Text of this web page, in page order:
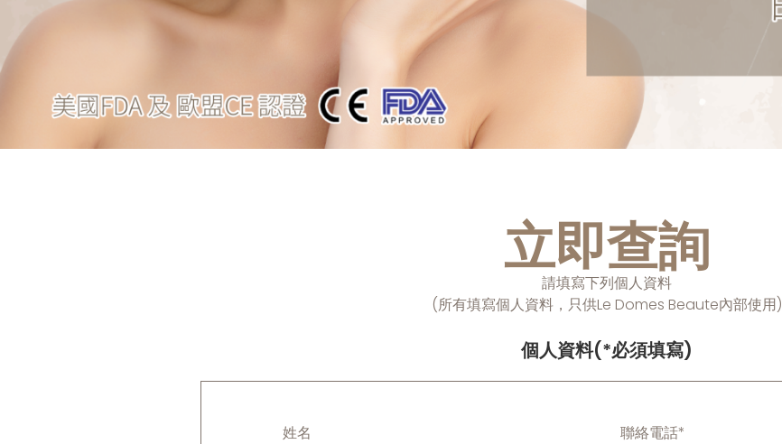
立即查詢
請填寫下列個人資料
(所有填寫個人資料，只供Le Domes Beaute內部使用)
個人資料(*必須填寫)
姓名 聯絡電話*